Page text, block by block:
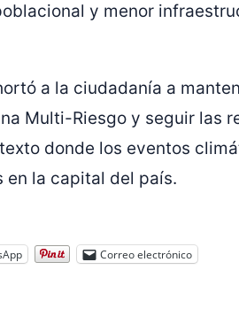
y menor
a la ciudadanía a
Multi-Riesgo y seguir las
donde los eventos
en la capital del país.
Correo electrónico